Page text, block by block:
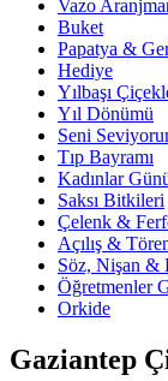
Vazo
Buket
Papatya &
Hediye
Yılbaşı
Yıl Dönümü
Seni
Tıp Bayramı
Kadınlar
Saksı Bitkileri
Çelenk &
Açılış &
Söz, Nişan &
Öğretmenler
Orkide
Gaziantep